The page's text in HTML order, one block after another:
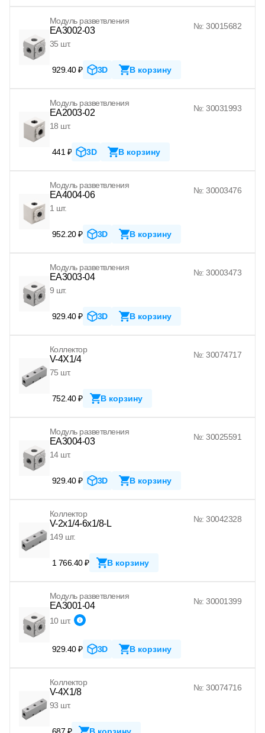
Модуль разветвления
EA3002-03
№: 30015682
35 шт.
929.40 ₽ 3D В корзину
Модуль разветвления
EA2003-02
№: 30031993
18 шт.
441 ₽ 3D В корзину
Модуль разветвления
EA4004-06
№: 30003476
1 шт.
952.20 ₽ 3D В корзину
Модуль разветвления
EA3003-04
№: 30003473
9 шт.
929.40 ₽ 3D В корзину
Коллектор
V-4X1/4
№: 30074717
75 шт.
752.40 ₽ В корзину
Модуль разветвления
EA3004-03
№: 30025591
14 шт.
929.40 ₽ 3D В корзину
Коллектор
V-2x1/4-6x1/8-L
№: 30042328
149 шт.
1 766.40 ₽ В корзину
Модуль разветвления
EA3001-04 №: 30001399
10 шт.
929.40 ₽ 3D В корзину
Коллектор
V-4X1/8
№: 30074716
93 шт.